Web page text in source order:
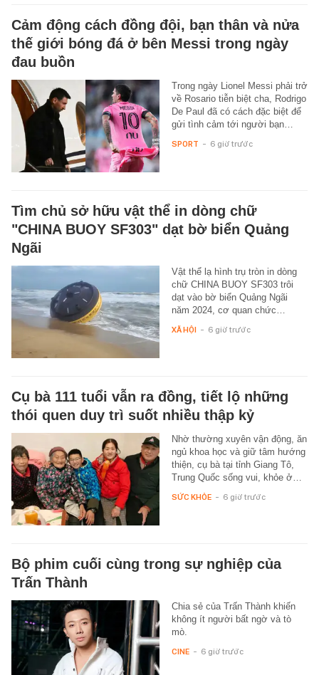
Cảm động cách đồng đội, bạn thân và nửa
thế giới bóng đá ở bên Messi trong ngày
đau buồn
Trong ngày Lionel Messi phải trở
về Rosario tiễn biệt cha, Rodrigo
De Paul đã có cách đặc biệt để
gửi tình cảm tới người bạn…
SPORT - 6 giờ trước
Tìm chủ sở hữu vật thể in dòng chữ
"CHINA BUOY SF303" dạt bờ biển Quảng
Ngãi
Vật thể lạ hình trụ tròn in dòng
chữ CHINA BUOY SF303 trôi
dạt vào bờ biển Quảng Ngãi
năm 2024, cơ quan chức…
XÃ HỘI - 6 giờ trước
Cụ bà 111 tuổi vẫn ra đồng, tiết lộ những
thói quen duy trì suốt nhiều thập kỷ
Nhờ thường xuyên vận động, ăn
ngủ khoa học và giữ tâm hướng
thiện, cụ bà tại tỉnh Giang Tô,
Trung Quốc sống vui, khỏe ở…
SỨC KHỎE - 6 giờ trước
Bộ phim cuối cùng trong sự nghiệp của
Trấn Thành
Chia sẻ của Trấn Thành khiến
không ít người bất ngờ và tò
mò.
CINE - 6 giờ trước